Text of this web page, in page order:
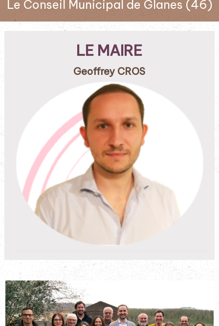
Le Conseil Municipal de Glanes (46)
LE MAIRE
Geoffrey CROS